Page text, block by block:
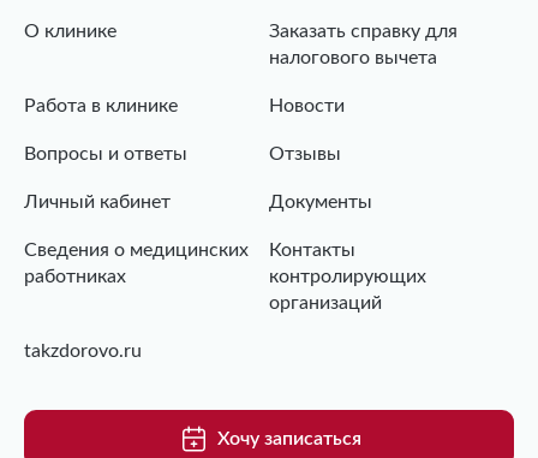
О клинике
Заказать справку для
налогового вычета
Работа в клинике Новости
Вопросы и ответы Отзывы
Личный кабинет Документы
Сведения о медицинских
работниках
Контакты
контролирующих
организаций
takzdorovo.ru
Хочу записаться